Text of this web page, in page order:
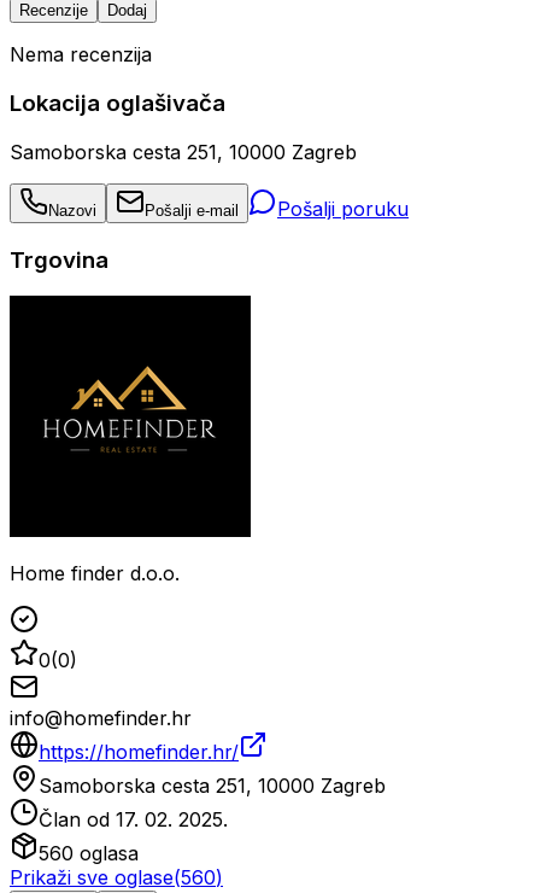
Recenzije Dodaj
Nema recenzija
Lokacija oglašivača
Samoborska cesta 251, 10000 Zagreb
Nazovi Pošalji e-mail Pošalji poruku
Trgovina
Home finder d.o.o.
0(0)
info@homefinder.hr
https://homefinder.hr/
Samoborska cesta 251, 10000 Zagreb
Član od 17. 02. 2025.
560 oglasa
Prikaži sve oglase(560)